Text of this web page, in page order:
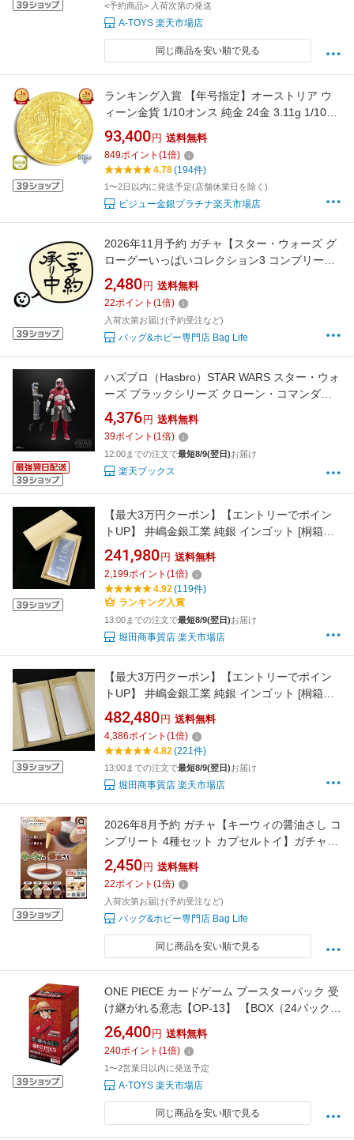
<予約商品> 入荷次第の発送
A-TOYS 楽天市場店
同じ商品を安い順で見る
ランキング入賞 【年号指定】オーストリア ウ
ィーン金貨 1/10オンス 純金 24金 3.11g 1/10oz
中古美品 送料無料 ギフト
93,400 円 送料無料
849ポイント (1倍)
4.78(194件)
1〜2日以内に発送予定(店舗休業日を除く)
ビジュー金銀プラチナ楽天市場店
2026年11月予約 ガチャ【スター・ウォーズ グ
ローグーいっぱいコレクション3 コンプリート
4種セット カプセルトイ】
2,480 円 送料無料
22ポイント (1倍)
入荷次第お届け(予約受注など)
バッグ&ホビー専門店 Bag Life
ハズブロ（Hasbro）STAR WARS スター・ウォ
ーズ ブラックシリーズ クローン・コマンダ
ー・ソーン、『スター・ウォーズ／クローン・
ウォーズ』プレミアム コレクション用 15 cm
アクションフィギュア G3194 正規品
4,376 円 送料無料
39ポイント (1倍)
12:00までの注文で最短8/9(翌日)お届け
楽天ブックス
【最大3万円クーポン】【エントリーでポイン
トUP】 井嶋金銀工業 純銀 インゴット [桐箱付]
500g ingot シルバー/SV999.9(55522)(55522)
241,980 円 送料無料
2,199ポイント (1倍)
4.92(119件)
ランキング入賞
13:00までの注文で最短8/9(翌日)お届け
堀田商事質店 楽天市場店
【最大3万円クーポン】【エントリーでポイン
トUP】 井嶋金銀工業 純銀 インゴット [桐箱付]
500g×2本セット シルバー/SV999.9 1000g 1kg
ingot(54856)(54856)
482,480 円 送料無料
4,386ポイント (1倍)
4.82(221件)
13:00までの注文で最短8/9(翌日)お届け
堀田商事質店 楽天市場店
2026年8月予約 ガチャ【キーウィの醤油さし コ
ンプリート 4種セット カプセルトイ】ガチャガ
チャ ガチャ フルコンプ
2,450 円 送料無料
22ポイント (1倍)
入荷次第お届け(予約受注など)
バッグ&ホビー専門店 Bag Life
同じ商品を安い順で見る
ONE PIECE カードゲーム ブースターパック 受
け継がれる意志【OP-13】 【BOX（24パック入
り）】
26,400 円 送料無料
240ポイント (1倍)
1〜2営業日以内に発送予定
A-TOYS 楽天市場店
同じ商品を安い順で見る